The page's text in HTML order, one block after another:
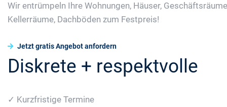
Wir entrümpeln Ihre Wohnungen, Häuser,
Kellerräume, Dachböden zum Festpreis!
Jetzt gratis Angebot anfordern
Diskrete + respektvolle
✓ Kurzfristige Termine